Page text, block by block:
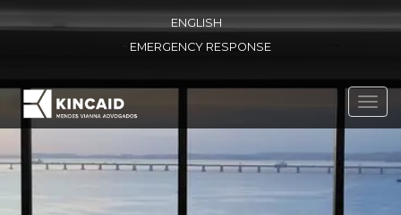
ENGLISH
EMERGENCY RESPONSE